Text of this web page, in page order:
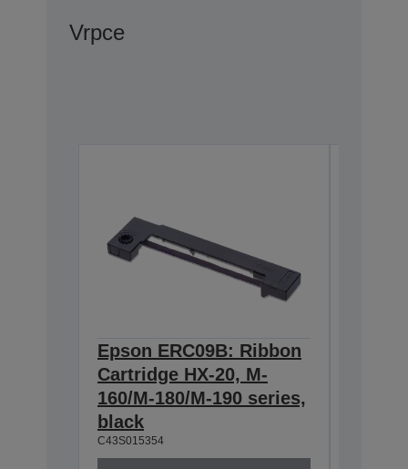
Vrpce
Epson ERC09B: Ribbon
Cartridge HX-20, M-
160/M-180/M-190 series,
black
C43S015354